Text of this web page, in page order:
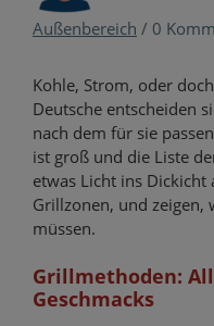
Außenbereich / 0
Kohle, Strom, oder
Deutsche entscheiden
nach dem für sie
ist groß und die Liste
etwas Licht ins Dickicht
Grillzonen, und zeigen,
müssen.
Grillmethoden:
Geschmacks